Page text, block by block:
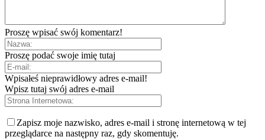
Proszę wpisać swój komentarz!
Proszę podać swoje imię tutaj
Wpisałeś nieprawidłowy adres e-mail!
Wpisz tutaj swój adres e-mail
Zapisz moje nazwisko, adres e-mail i stronę internetową w tej
przeglądarce na następny raz, gdy skomentuję.